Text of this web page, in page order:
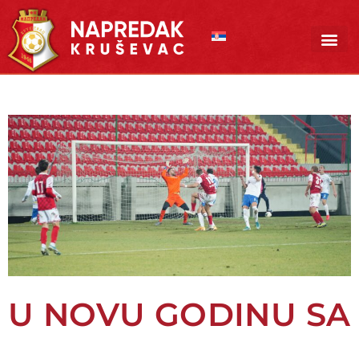
Pređi
na
sadržaj
U NOVU GODINU SA